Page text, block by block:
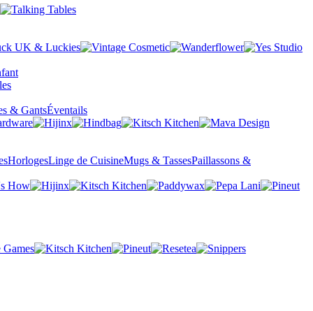
& GantsÉventails
HorlogesLinge de CuisineMugs & TassesPaillassons &